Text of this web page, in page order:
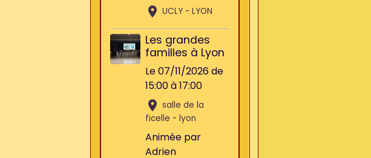
UCLY - LYON
Les grandes
familles à Lyon
Le 07/11/2026de
15:00à 17:00
salle de la
ficelle - lyon
Animée par
Adrien